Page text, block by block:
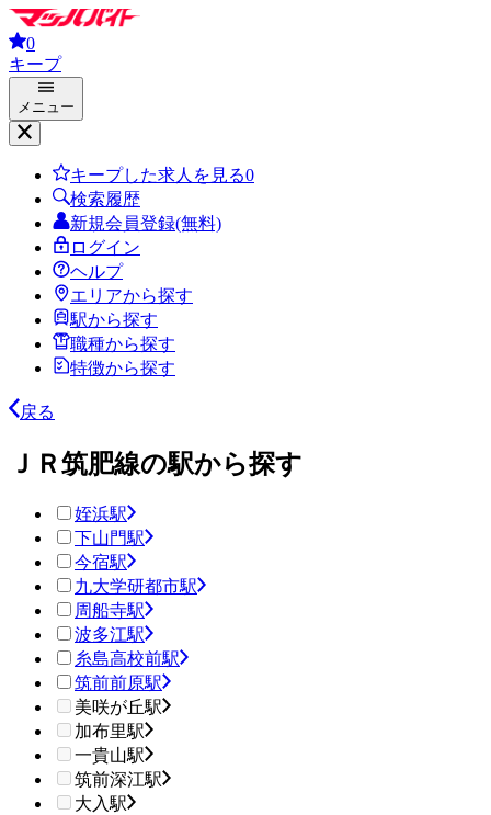
0
キープ
メニュー
キープした求人を見る0
検索履歴
新規会員登録(無料)
ログイン
ヘルプ
エリアから探す
駅から探す
職種から探す
特徴から探す
戻る
ＪＲ筑肥線の駅から探す
姪浜駅
下山門駅
今宿駅
九大学研都市駅
周船寺駅
波多江駅
糸島高校前駅
筑前前原駅
美咲が丘駅
加布里駅
一貴山駅
筑前深江駅
大入駅